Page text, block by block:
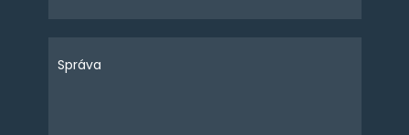
Správa